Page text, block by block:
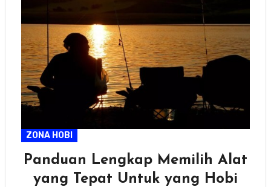
ZONA HOBI
Panduan Lengkap Memilih Alat
yang Tepat Untuk yang Hobi